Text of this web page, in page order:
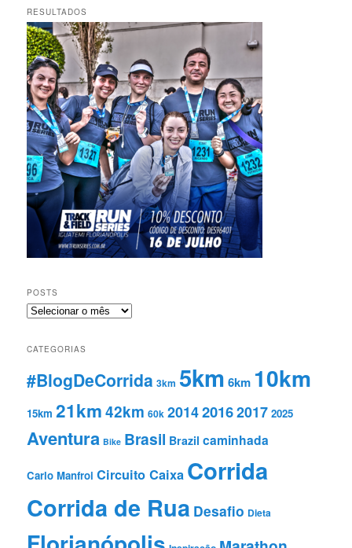
RESULTADOS
POSTS
Posts
CATEGORIAS
#BlogDeCorrida 3km 5km 6km 10km
15km 21km42km 60k 201420162017 2025
Aventura Bike Brasil Brazil caminhada
Carlo Manfroi Circuito Caixa Corrida
Corrida de Rua Desafio Dieta